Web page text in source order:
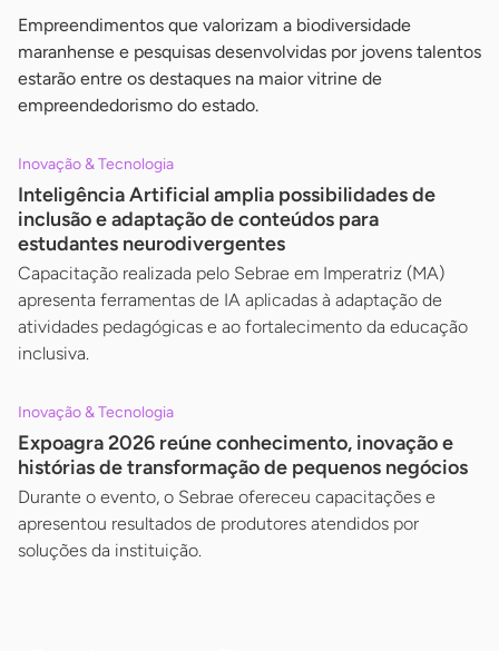
Empreendimentos que valorizam a biodiversidade
maranhense e pesquisas desenvolvidas por jovens talentos
estarão entre os destaques na maior vitrine de
empreendedorismo do estado.
Inovação & Tecnologia
Inteligência Artificial amplia possibilidades de
inclusão e adaptação de conteúdos para
estudantes neurodivergentes
Capacitação realizada pelo Sebrae em Imperatriz (MA)
apresenta ferramentas de IA aplicadas à adaptação de
atividades pedagógicas e ao fortalecimento da educação
inclusiva.
Inovação & Tecnologia
Expoagra 2026 reúne conhecimento, inovação e
histórias de transformação de pequenos negócios
Durante o evento, o Sebrae ofereceu capacitações e
apresentou resultados de produtores atendidos por
soluções da instituição.